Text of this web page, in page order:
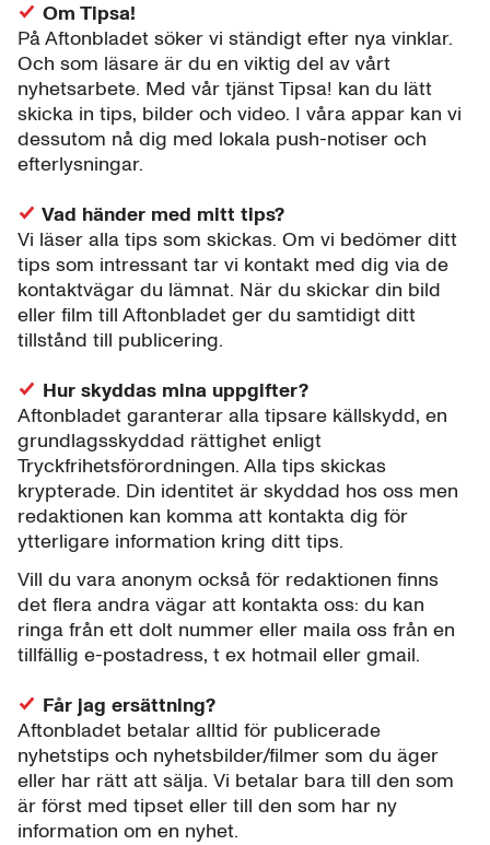
Om Tipsa!
På Aftonbladet söker vi ständigt efter nya vinklar.
Och som läsare är du en viktig del av vårt
nyhetsarbete. Med vår tjänst Tipsa! kan du lätt
skicka in tips, bilder och video. I våra appar kan vi
dessutom nå dig med lokala push-notiser och
efterlysningar.
Vad händer med mitt tips?
Vi läser alla tips som skickas. Om vi bedömer ditt
tips som intressant tar vi kontakt med dig via de
kontaktvägar du lämnat. När du skickar din bild
eller film till Aftonbladet ger du samtidigt ditt
tillstånd till publicering.
Hur skyddas mina uppgifter?
Aftonbladet garanterar alla tipsare källskydd, en
grundlagsskyddad rättighet enligt
Tryckfrihetsförordningen. Alla tips skickas
krypterade. Din identitet är skyddad hos oss men
redaktionen kan komma att kontakta dig för
ytterligare information kring ditt tips.
Vill du vara anonym också för redaktionen finns
det flera andra vägar att kontakta oss: du kan
ringa från ett dolt nummer eller maila oss från en
tillfällig e-postadress, t ex hotmail eller gmail.
Får jag ersättning?
Aftonbladet betalar alltid för publicerade
nyhetstips och nyhetsbilder/filmer som du äger
eller har rätt att sälja. Vi betalar bara till den som
är först med tipset eller till den som har ny
information om en nyhet.